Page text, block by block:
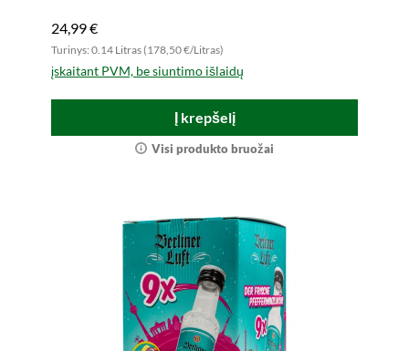
24,99 €
Turinys: 0.14 Litras (178,50 €/Litras)
įskaitant PVM, be siuntimo išlaidų
Į krepšelį
Visi produkto bruožai